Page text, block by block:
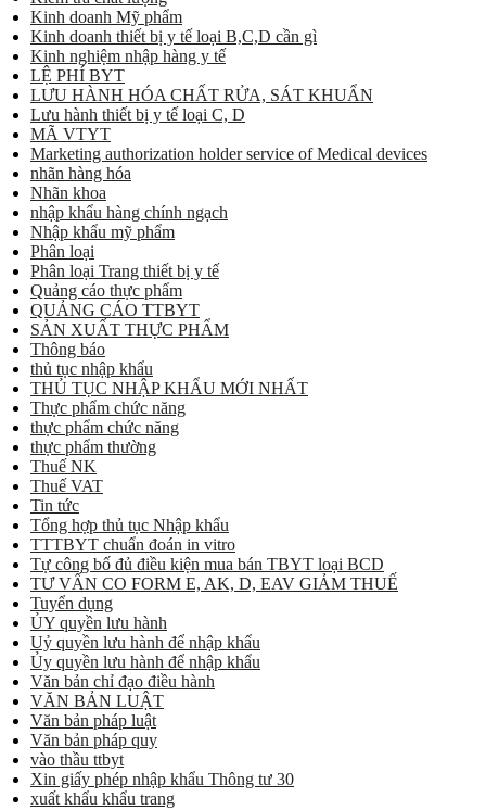
Kinh doanh Mỹ phẩm
Kinh doanh thiết bị y tế loại B,C,D cần gì
Kinh nghiệm nhập hàng y tế
LỆ PHÍ BYT
LƯU HÀNH HÓA CHẤT RỬA, SÁT KHUẨN
Lưu hành thiết bị y tế loại C, D
MÃ VTYT
Marketing authorization holder service of Medical devices
nhãn hàng hóa
Nhãn khoa
nhập khẩu hàng chính ngạch
Nhập khẩu mỹ phẩm
Phân loại
Phân loại Trang thiết bị y tế
Quảng cáo thực phẩm
QUẢNG CÁO TTBYT
SẢN XUẤT THỰC PHẨM
Thông báo
thủ tục nhập khẩu
THỦ TỤC NHẬP KHẨU MỚI NHẤT
Thực phẩm chức năng
thực phẩm chức năng
thực phẩm thường
Thuế NK
Thuế VAT
Tin tức
Tổng hợp thủ tục Nhập khẩu
TTTBYT chuẩn đoán in vitro
Tự công bố đủ điều kiện mua bán TBYT loại BCD
TƯ VẤN CO FORM E, AK, D, EAV GIẢM THUẾ
Tuyển dụng
ỦY quyền lưu hành
Uỷ quyền lưu hành để nhập khẩu
Ủy quyền lưu hành để nhập khẩu
Văn bản chỉ đạo điều hành
VĂN BẢN LUẬT
Văn bản pháp luật
Văn bản pháp quy
vào thầu ttbyt
Xin giấy phép nhập khẩu Thông tư 30
xuất khẩu khẩu trang